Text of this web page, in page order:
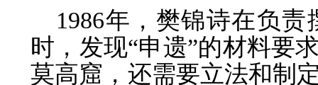
1986年，樊锦诗在负
时，发现“申遗”的材料要
莫高窟，还需要立法和制